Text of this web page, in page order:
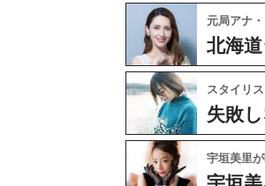
元局アナ
北海
スタイリ
失敗
宇垣美里